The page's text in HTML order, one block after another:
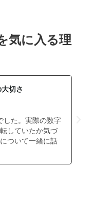
気に入る理
切さ
した。実際の数字
していたか気づ
ついて一緒に話